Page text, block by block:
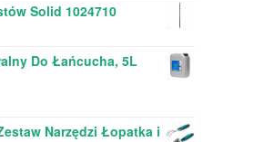
Solid 1024710
Do Łańcucha, 5L
Narzędzi Łopatka i